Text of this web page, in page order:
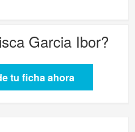
Garcia Ibor?
tu ficha ahora